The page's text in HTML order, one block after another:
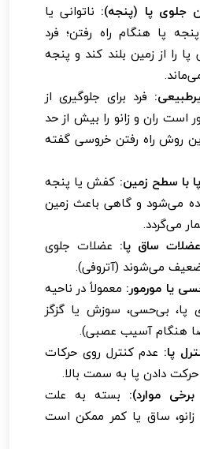
جلوی پا (پنجه): ناتوانی یا
پا هنگام راه رفتن؛ فرد
را از زمین بلند کند و پنجه
فرد برای جلوگیری از
است ران و زانو را بیش از حد
این روش راه رفتن خروسی گفته
با سطح زمین: کفش یا پنجه
می‌شود و گاهی باعث زمین
می‌گردد.
ساق پا: عضلات جلوی
می‌شوند (آتروفی).
یا مورمور: معمولاً در ناحیه
پا، بی‌حسی، سوزش یا گزگز
هنگام آسیب عصبی).
پا: عدم کنترل روی حرکات
دادن پا به سمت بالا.
موارد): بسته به علت
زانو، ساق یا کمر ممکن است